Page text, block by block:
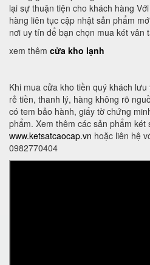
lại sự thuận tiện cho khách hàng
hàng liên tục cập nhật sản phẩm
nơi uy tín để bạn chọn mua két vân
xem thêm cửa kho lạnh
Khi mua cửa kho tiền quý khách
rẻ tiền, thanh lý, hàng không rõ
có tem bảo hành, giấy tờ chứng
phẩm. Xem thêm các sản phẩm két
www.ketsatcaocap.vn hoặc liên hệ
0982770404